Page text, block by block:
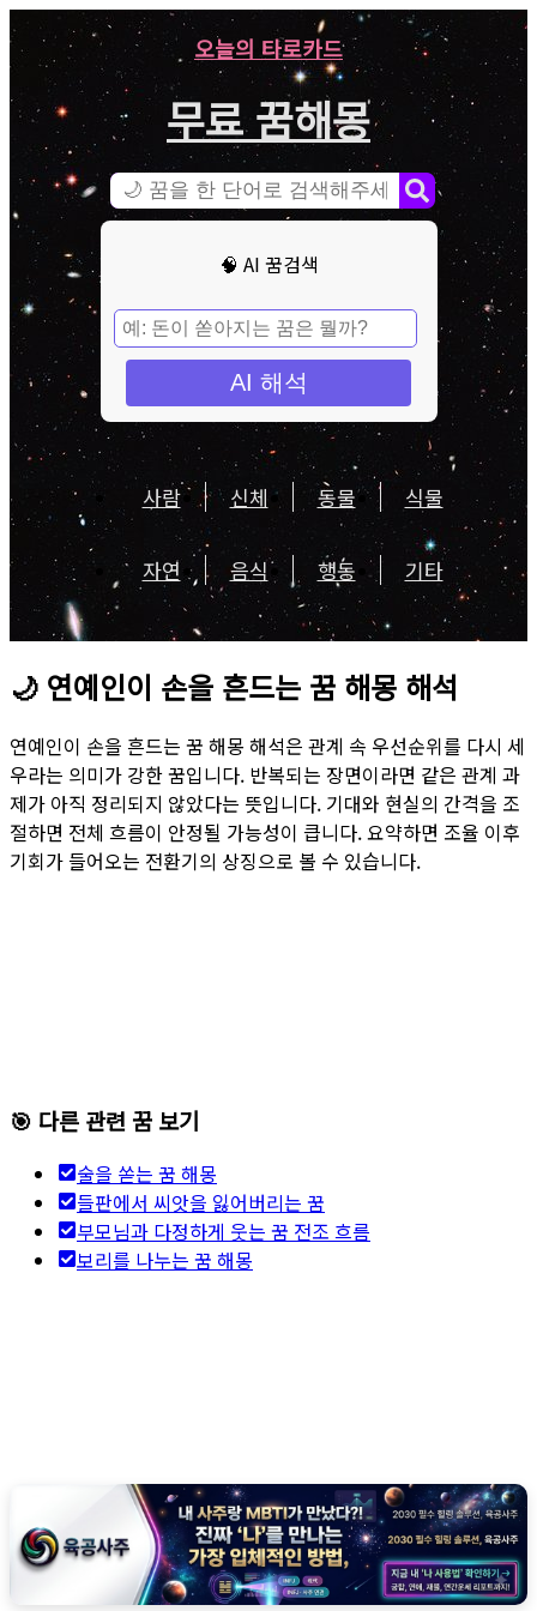
오늘의 타로카드
무료 꿈해몽
🧠 AI 꿈검색
AI 해석
사람 신체 동물 식물
자연 음식 행동 기타
🌙 연예인이 손을 흔드는 꿈 해몽 해석
연예인이 손을 흔드는 꿈 해몽 해석은 관계 속 우선순위를 다시 세
우라는 의미가 강한 꿈입니다. 반복되는 장면이라면 같은 관계 과
제가 아직 정리되지 않았다는 뜻입니다. 기대와 현실의 간격을 조
절하면 전체 흐름이 안정될 가능성이 큽니다. 요약하면 조율 이후
기회가 들어오는 전환기의 상징으로 볼 수 있습니다.
🎯 다른 관련 꿈 보기
술을 쏟는 꿈 해몽
들판에서 씨앗을 잃어버리는 꿈
부모님과 다정하게 웃는 꿈 전조 흐름
보리를 나누는 꿈 해몽